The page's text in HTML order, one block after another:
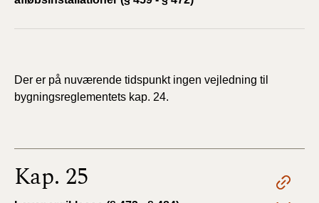
Der er på nuværende tidspunkt ingen vejledning til
bygningsreglementets kap. 24.
Kap. 25